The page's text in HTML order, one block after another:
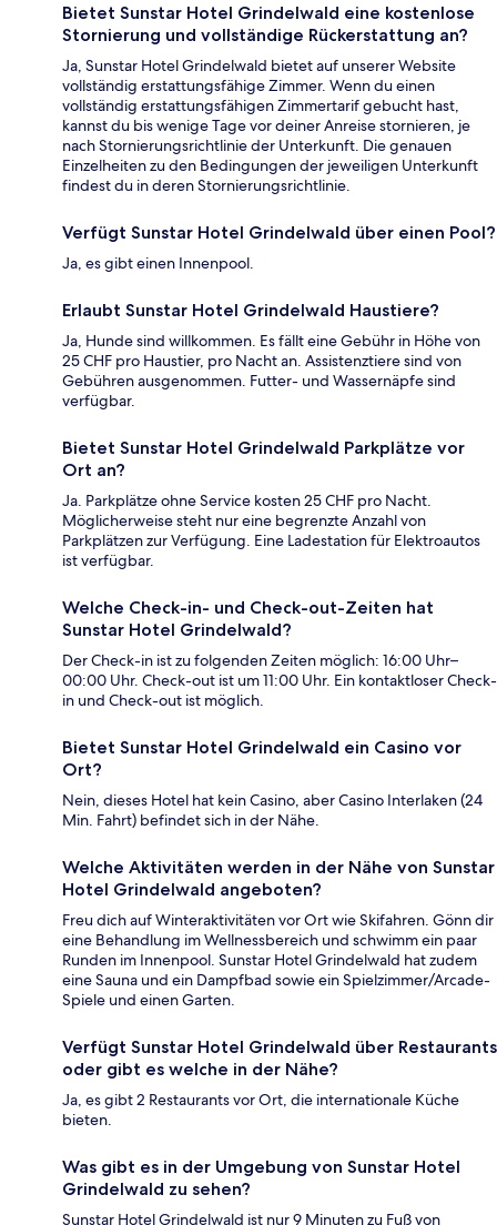
Bietet Sunstar Hotel Grindelwald eine kostenlose
Stornierung und vollständige Rückerstattung an?
Ja, Sunstar Hotel Grindelwald bietet auf unserer Website
vollständig erstattungsfähige Zimmer. Wenn du einen
vollständig erstattungsfähigen Zimmertarif gebucht hast,
kannst du bis wenige Tage vor deiner Anreise stornieren, je
nach Stornierungsrichtlinie der Unterkunft. Die genauen
Einzelheiten zu den Bedingungen der jeweiligen Unterkunft
findest du in deren Stornierungsrichtlinie.
Verfügt Sunstar Hotel Grindelwald über einen Pool?
Ja, es gibt einen Innenpool.
Erlaubt Sunstar Hotel Grindelwald Haustiere?
Ja, Hunde sind willkommen. Es fällt eine Gebühr in Höhe von
25 CHF pro Haustier, pro Nacht an. Assistenztiere sind von
Gebühren ausgenommen. Futter- und Wassernäpfe sind
verfügbar.
Bietet Sunstar Hotel Grindelwald Parkplätze vor
Ort an?
Ja. Parkplätze ohne Service kosten 25 CHF pro Nacht.
Möglicherweise steht nur eine begrenzte Anzahl von
Parkplätzen zur Verfügung. Eine Ladestation für Elektroautos
ist verfügbar.
Welche Check-in- und Check-out-Zeiten hat
Sunstar Hotel Grindelwald?
Der Check-in ist zu folgenden Zeiten möglich: 16:00 Uhr–
00:00 Uhr. Check-out ist um 11:00 Uhr. Ein kontaktloser Check-
in und Check-out ist möglich.
Bietet Sunstar Hotel Grindelwald ein Casino vor
Ort?
Nein, dieses Hotel hat kein Casino, aber Casino Interlaken (24
Min. Fahrt) befindet sich in der Nähe.
Welche Aktivitäten werden in der Nähe von Sunstar
Hotel Grindelwald angeboten?
Freu dich auf Winteraktivitäten vor Ort wie Skifahren. Gönn dir
eine Behandlung im Wellnessbereich und schwimm ein paar
Runden im Innenpool. Sunstar Hotel Grindelwald hat zudem
eine Sauna und ein Dampfbad sowie ein Spielzimmer/Arcade-
Spiele und einen Garten.
Verfügt Sunstar Hotel Grindelwald über Restaurants
oder gibt es welche in der Nähe?
Ja, es gibt 2 Restaurants vor Ort, die internationale Küche
bieten.
Was gibt es in der Umgebung von Sunstar Hotel
Grindelwald zu sehen?
Sunstar Hotel Grindelwald ist nur 9 Minuten zu Fuß von